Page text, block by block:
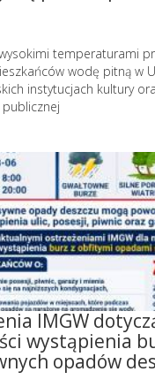
temperaturami
wodę pitną w
instytucjach kultury
IMGW
wystąpienia
opadów